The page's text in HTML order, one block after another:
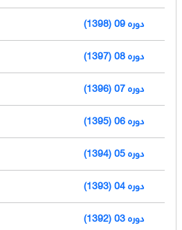
دوره 09 (1398)
دوره 08 (1397)
دوره 07 (1396)
دوره 06 (1395)
دوره 05 (1394)
دوره 04 (1393)
دوره 03 (1392)